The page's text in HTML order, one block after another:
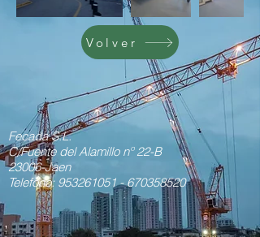
Volver
Fecada S.L.
C/Fuente del Alamillo nº 22-B
23006-Jaen
Telefono: 953261051-670358520